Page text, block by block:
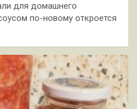
для домашнего
по-новому откроется